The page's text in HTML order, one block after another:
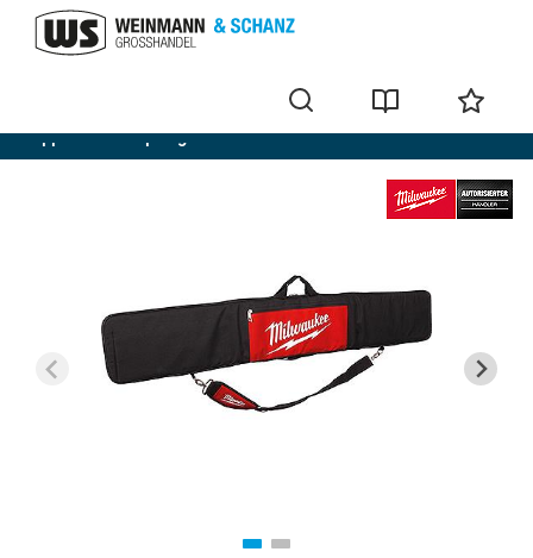
Appareils Scies plongeantes